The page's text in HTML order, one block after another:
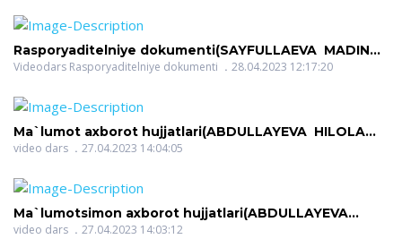
Rasporyaditelniye dokumenti(SAYFULLAEVA MADINA
ISMATOVNA)
Videodars Rasporyaditelniye dokumenti 28.04.2023 12:17:20
Ma`lumot axborot hujjatlari(ABDULLAYEVA HILOLA
NUTFILLOYEVNA)
video dars 27.04.2023 14:04:05
Ma`lumotsimon axborot hujjatlari(ABDULLAYEVA
HILOLA NUTFILLOYEVNA)
video dars 27.04.2023 14:03:12